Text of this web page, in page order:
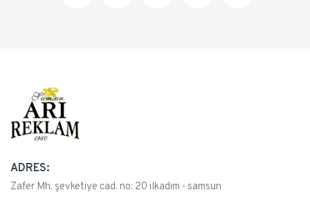
ADRES:
Zafer Mh. şevketiye cad. no: 20 ilkadım - samsun